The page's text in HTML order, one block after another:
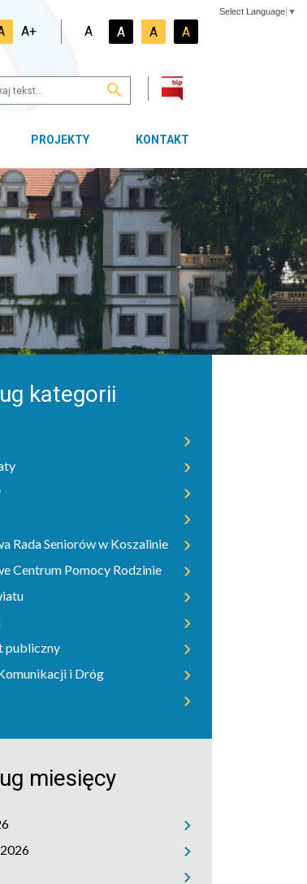
Select Language ▼
A+ A A A A
PROJEKTY KONTAKT
kategorii
Rada Seniorów w Koszalinie
Centrum Pomocy Rodzinie
publiczny
i Dróg
miesięcy